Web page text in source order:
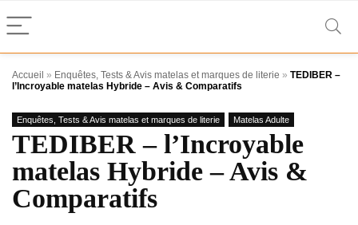
Accueil » Enquêtes, Tests & Avis matelas et marques de literie » TEDIBER –
l’Incroyable matelas Hybride – Avis & Comparatifs
Enquêtes, Tests & Avis matelas et marques de literie Matelas Adulte
TEDIBER – l’Incroyable
matelas Hybride – Avis &
Comparatifs